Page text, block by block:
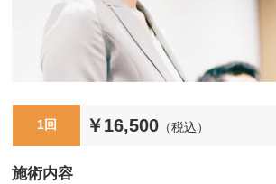
1回 ￥16,500 （税込）
施術内容